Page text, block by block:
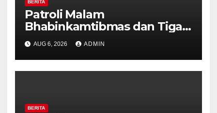
BERITA
Patroli Malam
Bhabinkamtibmas dan Tiga
Pilar Kelurahan Ungaran
Perkuat Kamtibmas, Warga
Diajak Aktifkan Ronda
AUG 6, 2026 ADMIN
BERITA